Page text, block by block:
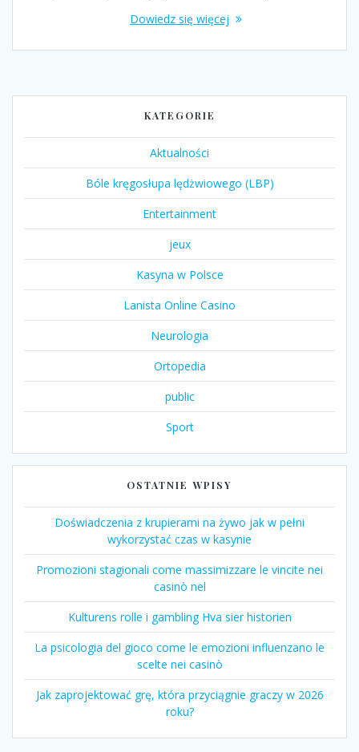
Dowiedz się więcej
KATEGORIE
Aktualności
Bóle kręgosłupa lędżwiowego (LBP)
Entertainment
jeux
Kasyna w Polsce
Lanista Online Casino
Neurologia
Ortopedia
public
Sport
OSTATNIE WPISY
Doświadczenia z krupierami na żywo jak w pełni
wykorzystać czas w kasynie
Promozioni stagionali come massimizzare le vincite nei
casinò nel
Kulturens rolle i gambling Hva sier historien
La psicologia del gioco come le emozioni influenzano le
scelte nei casinò
Jak zaprojektować grę, która przyciągnie graczy w 2026
roku?